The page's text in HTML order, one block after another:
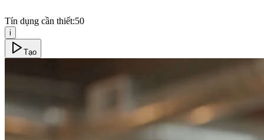
Tín dụng cần thiết:50
i
Tạo